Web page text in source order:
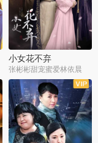
小女花不弃
张彬彬甜宠蜜爱林依晨
全32集